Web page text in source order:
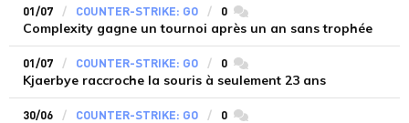
01/07 COUNTER-STRIKE: GO 0 commentaires
Complexity gagne un tournoi après un an sans trophée
01/07 COUNTER-STRIKE: GO 0 commentaires
Kjaerbye raccroche la souris à seulement 23 ans
30/06 COUNTER-STRIKE: GO 0 commentaires